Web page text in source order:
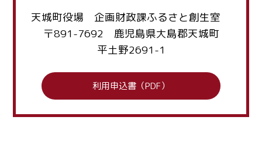
天城町役場 企画財政課ふるさと創生室
〒891-7692 鹿児島県大島郡天城町
平土野2691-1
利用申込書（PDF）